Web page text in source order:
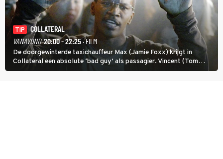
TIP
COLLATERAL
VANAVOND 20:00 - 22:25· FILM
De doorgewinterde taxichauffeur Max (Jamie Foxx) krijgt in
Collateral een absolute ‘bad guy’ als passagier. Vincent (Tom
Cruise) heeft hem nodig om hem de stad door te loodsen om een